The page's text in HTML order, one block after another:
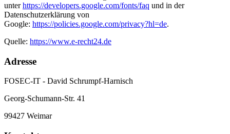
unterhttps://developers.google.com/fonts/faq und in der
Datenschutzerklärung von
Google: https://policies.google.com/privacy?hl=de.
Quelle: https://www.e-recht24.de
Adresse
FOSEC-IT - David Schrumpf-Harnisch
Georg-Schumann-Str. 41
99427 Weimar